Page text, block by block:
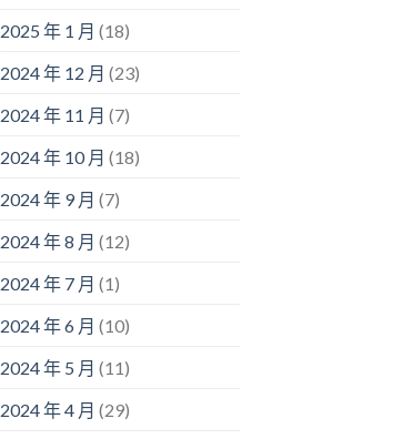
2025 年 1 月 (18)
2024 年 12 月 (23)
2024 年 11 月 (7)
2024 年 10 月 (18)
2024 年 9 月 (7)
2024 年 8 月 (12)
2024 年 7 月 (1)
2024 年 6 月 (10)
2024 年 5 月 (11)
2024 年 4 月 (29)